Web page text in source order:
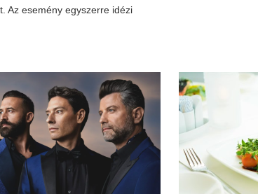
Az esemény egyszerre idézi